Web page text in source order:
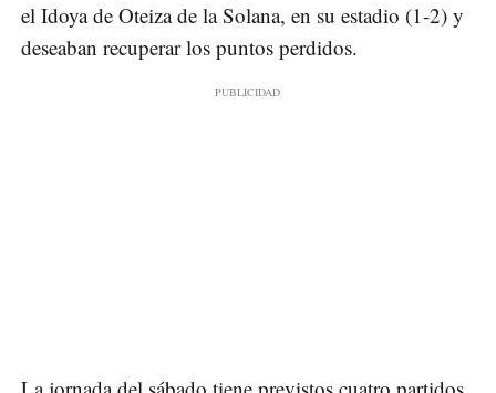
el Idoya de Oteiza de la Solana, en su estadio (1-2) y
deseaban recuperar los puntos perdidos.